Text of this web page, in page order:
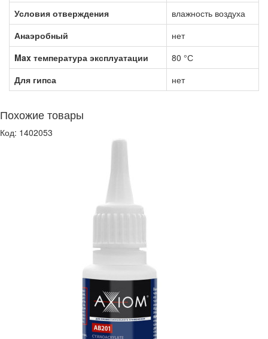
Условия отверждения
влажность воздуха
Анаэробный
нет
Max температура эксплуатации
80 °С
Для гипса
нет
Похожие товары
Код: 1402053